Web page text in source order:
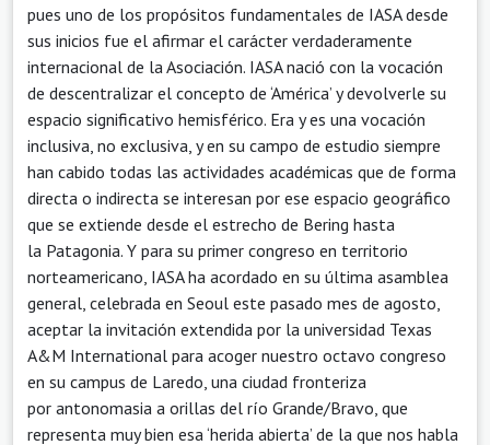
pues uno de los propósitos fundamentales de IASA desde
sus inicios fue el afirmar el carácter verdaderamente
internacional de la Asociación. IASA nació con la vocación
de descentralizar el concepto de ‘América’ y devolverle su
espacio significativo hemisférico. Era y es una vocación
inclusiva, no exclusiva, y en su campo de estudio siempre
han cabido todas las actividades académicas que de forma
directa o indirecta se interesan por ese espacio geográfico
que se extiende desde el estrecho de Bering hasta
la Patagonia. Y para su primer congreso en territorio
norteamericano, IASA ha acordado en su última asamblea
general, celebrada en Seoul este pasado mes de agosto,
aceptar la invitación extendida por la universidad Texas
A&M International para acoger nuestro octavo congreso
en su campus de Laredo, una ciudad fronteriza
por antonomasia a orillas del río Grande/Bravo, que
representa muy bien esa ‘herida abierta’ de la que nos habla